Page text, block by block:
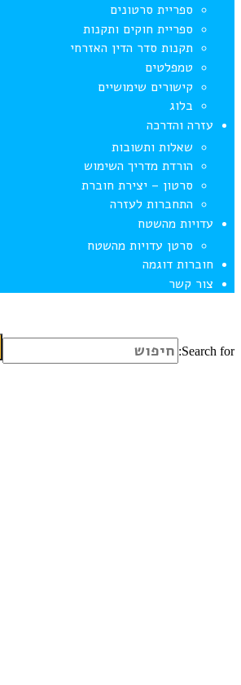
ספריית סרטונים
ספריית חוקים ותקנות
תקנות סדר הדין האזרחי
טמפלטים
קישורים שימושיים
בלוג
עזרה והדרכה
שאלות ותשובות
הורדת מדריך השימוש
סרטון – יצירת חוברת
התחברות לעזרה
עדויות מהשטח
סרטן עדויות מהשטח
חוברות דוגמה
צור קשר
Search for: